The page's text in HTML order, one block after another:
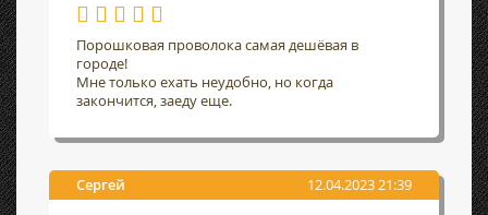
Порошковая проволока самая дешёвая в
городе!
Мне только ехать неудобно, но когда
закончится, заеду еще.
Сергей 12.04.2023 21:39